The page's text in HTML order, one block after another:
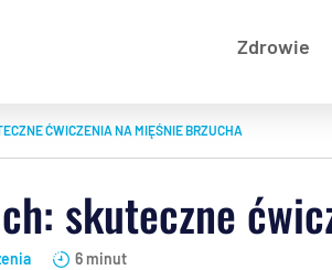
Zdrowie
ĆWICZENIA NA MIĘŚNIE BRZUCHA
skuteczne
6 minut